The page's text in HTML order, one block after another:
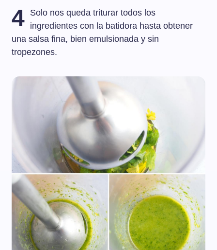
4 Solo nos queda triturar todos los
ingredientes con la batidora hasta obtener
una salsa fina, bien emulsionada y sin
tropezones.